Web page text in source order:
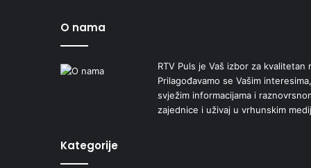
O nama
RTV Puls je Vaš izbor za
Prilagođavamo se Vašim
svježim informacijama i
zajednice i uživaj u vrhunskim
Kategorije